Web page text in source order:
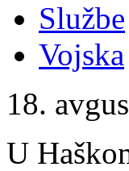
Službe
Vojska
18.
U